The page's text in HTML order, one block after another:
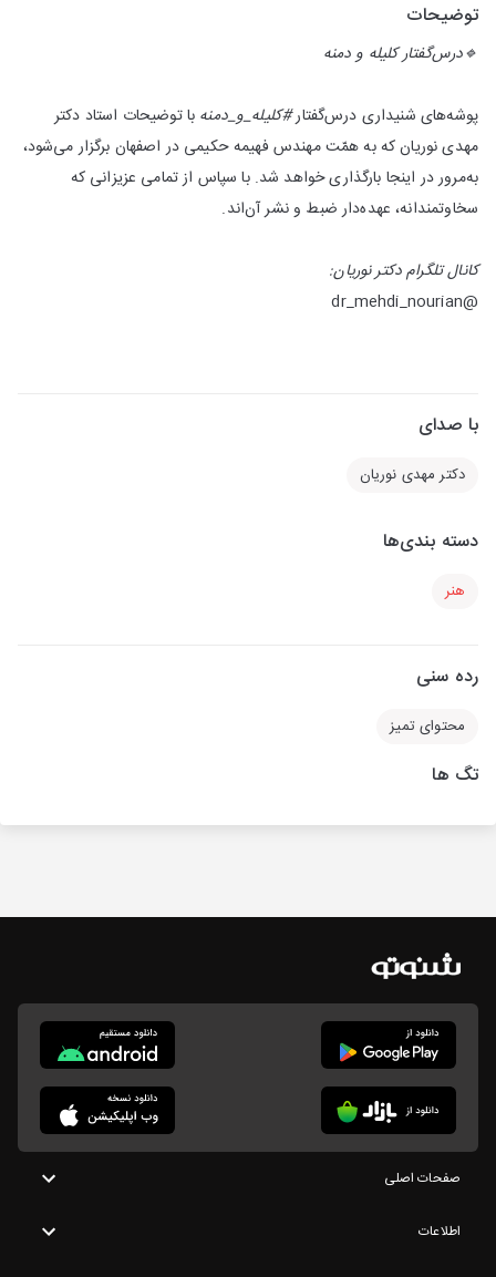
توضیحات
🔹درس‌‌گفتار کلیله و دمنه
پوشه‌های شنیداری درس‌گفتار#کلیله‌_و_دمنه با توضیحات استاد دکتر
مهدی نوریان که به همّت مهندس فهیمه حکیمی در اصفهان برگزار می‌شود،
به‌مرور در اینجا بارگذاری خواهد شد. با سپاس از تمامی عزیزانی که
سخاوتمندانه، عهده‌دار ضبط و نشر آن‌اند.
کانال تلگرام دکتر نوریان:
@dr_mehdi_nourian
با صدای
دکتر مهدی نوریان
دسته بندی‌ها
هنر
رده سنی
محتوای تمیز
تگ ها
صفحات اصلی
اطلاعات